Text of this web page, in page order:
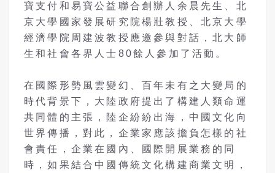
寶支付和易寶公益聯合創辦人余晨先生、北
京大學國家發展研究院楊壯教授、北京大學
經濟學院周建波教授應邀參與對話，北大師
生和社會各界人士80餘人參加了活動。
在國際形勢風雲變幻、百年未有之大變局的
時代背景下，大陸政府提出了構建人類命運
共同體的主張，陸企紛紛出海，中國文化向
世界傳播，對此，企業家應該擔負怎樣的社
會責任，企業在國內、國際開展業務的同
時，如果結合中國傳統文化構建商業文明，